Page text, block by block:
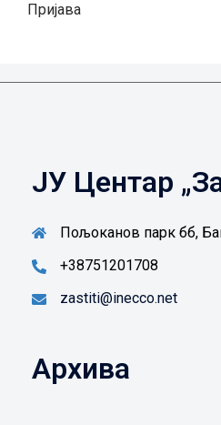
Пријава
ЈУ Центар
Пољоканов парк бб,
+38751201708
zastiti@inecco.net
Архива